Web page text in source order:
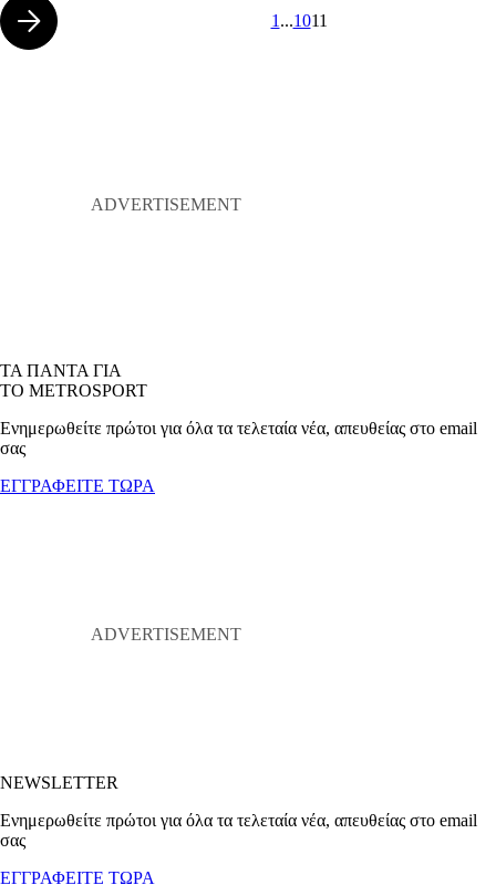
1 ...1011
ΤΑ ΠΑΝΤΑ ΓΙΑ
ΤΟ METROSPORT
Ενημερωθείτε πρώτοι για όλα τα τελεταία νέα, απευθείας στο email
σας
ΕΓΓΡΑΦΕΙΤΕ ΤΩΡΑ
NEWSLETTER
Ενημερωθείτε πρώτοι για όλα τα τελεταία νέα, απευθείας στο email
σας
ΕΓΓΡΑΦΕΙΤΕ ΤΩΡΑ